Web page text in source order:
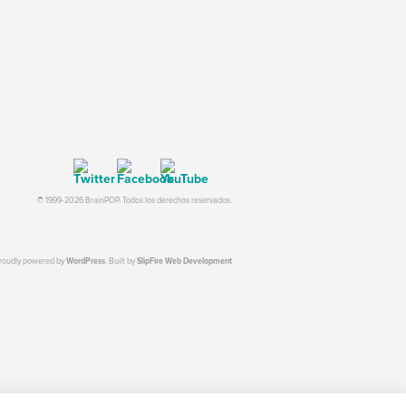
© 1999-2026 BrainPOP. Todos los derechos reservados.
powered byWordPress. Built bySlipFire Web Development